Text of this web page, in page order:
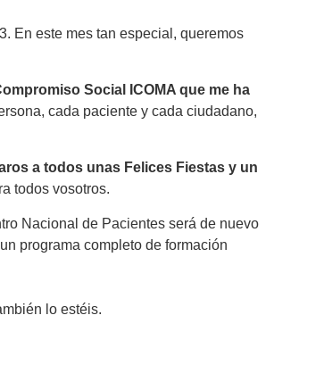
En este mes tan especial, queremos
Social ICOMA que me ha
cada paciente y cada ciudadano,
a todos unas Felices Fiestas y un
todos vosotros.
Nacional de Pacientes será de nuevo
programa completo de formación
lo estéis.